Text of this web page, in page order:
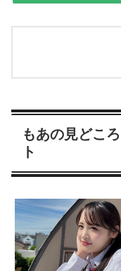
もあの見どこ
ト